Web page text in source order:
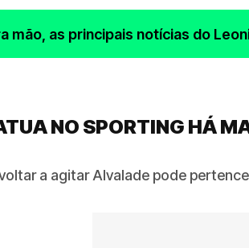
mão, as principais notícias do
NO SPORTING HÁ
a agitar Alvalade pode